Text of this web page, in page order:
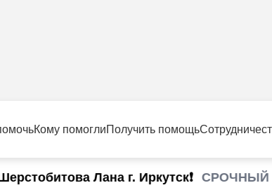
Кому помоглиПолучить помощь
Лана г. Иркутск❗ СРОЧНЫЙ